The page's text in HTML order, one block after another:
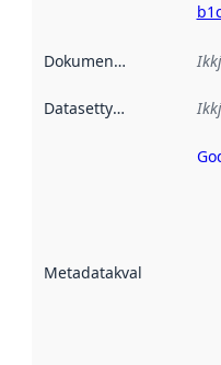
Dokumentasjon
Datasettype
Metadatakvalitet